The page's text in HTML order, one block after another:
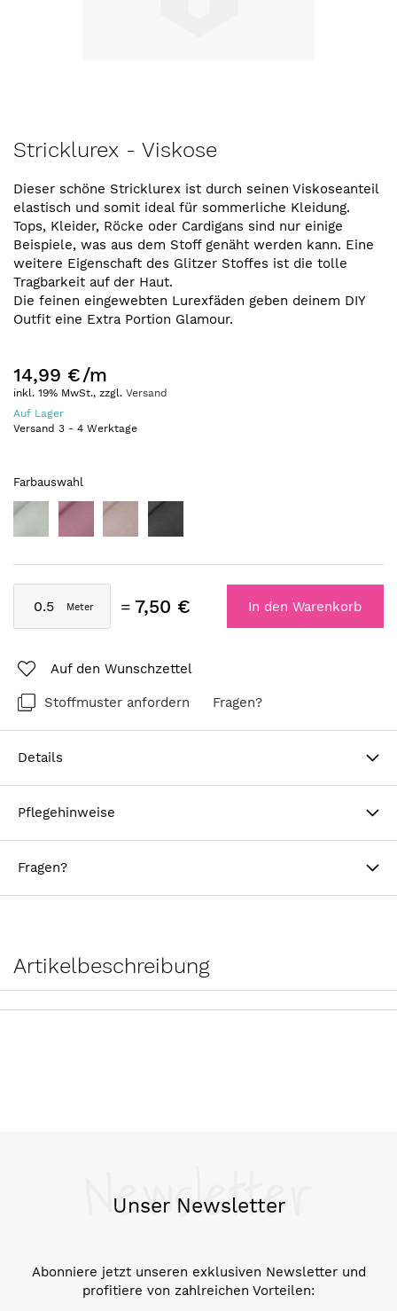
Anfang
Bildergalerie
springen
Stricklurex - Viskose
Dieser schöne Stricklurex ist durch seinen Viskoseanteil
elastisch und somit ideal für sommerliche Kleidung.
Tops, Kleider, Röcke oder Cardigans sind nur einige
Beispiele, was aus dem Stoff genäht werden kann. Eine
weitere Eigenschaft des Glitzer Stoffes ist die tolle
Tragbarkeit auf der Haut.
Die feinen eingewebten Lurexfäden geben deinem DIY
Outfit eine Extra Portion Glamour.
14,99 €/m
inkl. 19% MwSt., zzgl. Versand
Auf Lager
Versand 3 - 4 Werktage
Farbauswahl
7,50 € In den Warenkorb
Auf den Wunschzettel
Stoffmuster anfordern Fragen?
Details
Pflegehinweise
Fragen?
Artikelbeschreibung
Unser Newsletter
Newsletter
Abonniere jetzt unseren exklusiven Newsletter und
profitiere von zahlreichen Vorteilen: